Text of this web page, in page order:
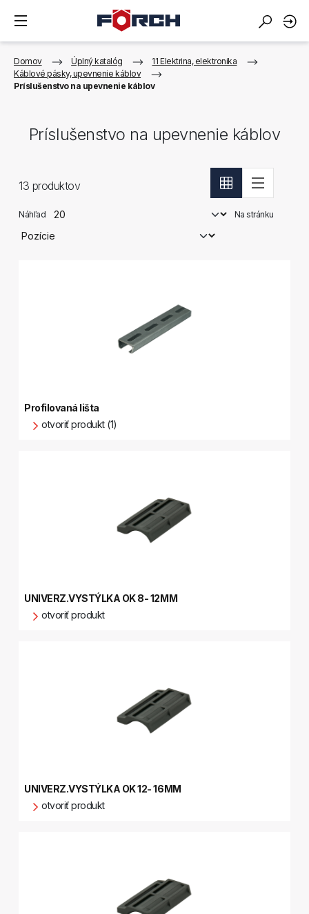
Domov Úplný katalóg
11 Elektrina, elektronika
Káblové pásky, upevnenie káblov
Príslušenstvo na upevnenie káblov
Príslušenstvo na upevnenie káblov
13 produktov
Náhľad Na stránku
Profilovaná lišta
otvoriť produkt (1)
UNIVERZ.VYSTÝLKA OK 8- 12MM
otvoriť produkt
UNIVERZ.VYSTÝLKA OK 12- 16MM
otvoriť produkt